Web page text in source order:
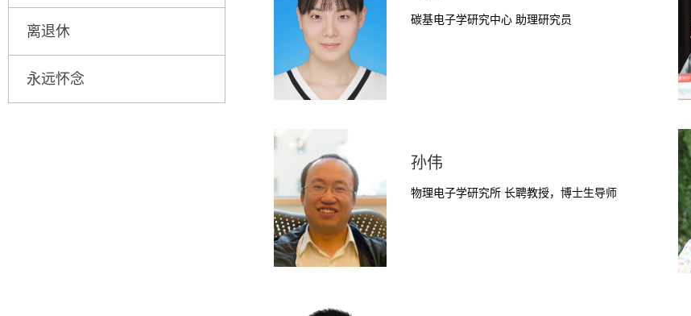
离退休
永远怀念
碳基电子学研究中心 助理研究员
孙伟
物理电子学研究所 长聘教授，博士生导师